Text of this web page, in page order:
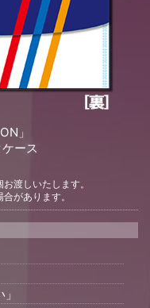
」
ース
渡しいたします。
があります。